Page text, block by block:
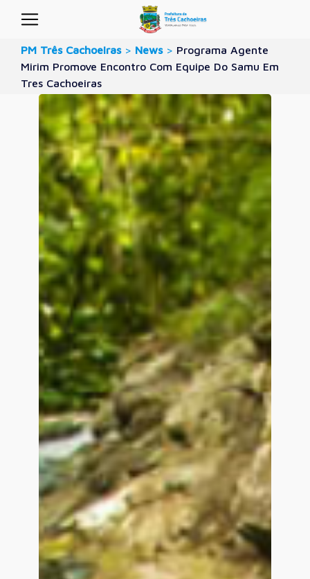
PM Três Cachoeiras > News > Programa Agente
Mirim Promove Encontro Com Equipe Do Samu Em
Tres Cachoeiras